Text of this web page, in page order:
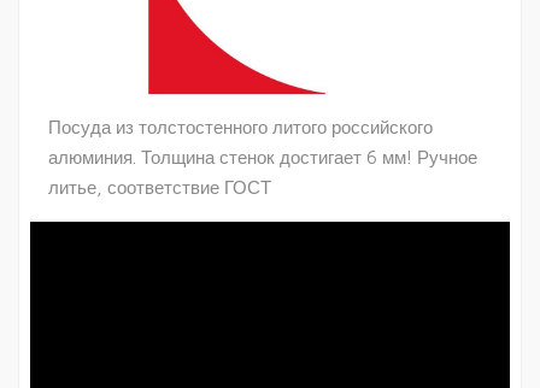
Посуда из толстостенного литого российского
алюминия. Толщина стенок достигает 6 мм! Ручное
литье, соответствие ГОСТ